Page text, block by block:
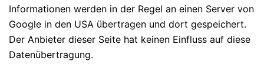
Informationen werden in der Regel an einen Server von
Google in den USA übertragen und dort gespeichert.
Der Anbieter dieser Seite hat keinen Einfluss auf diese
Datenübertragung.